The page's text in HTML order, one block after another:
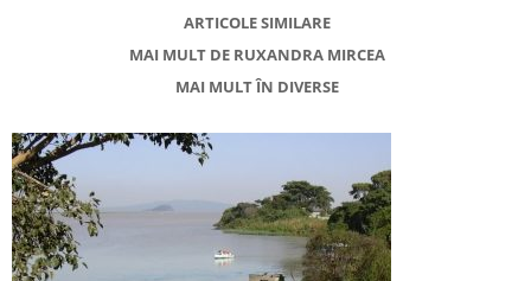
ARTICOLE SIMILARE
MAI MULT DE RUXANDRA MIRCEA
MAI MULT ÎN DIVERSE